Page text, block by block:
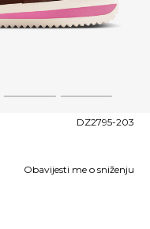
4 5
DZ2795-203
Obavijesti me o sniženju